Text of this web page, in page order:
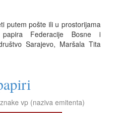
putem pošte ili u prostorijama
papira Federacije Bosne i
Sarajevo, Maršala Tita
vp (naziva emitenta)